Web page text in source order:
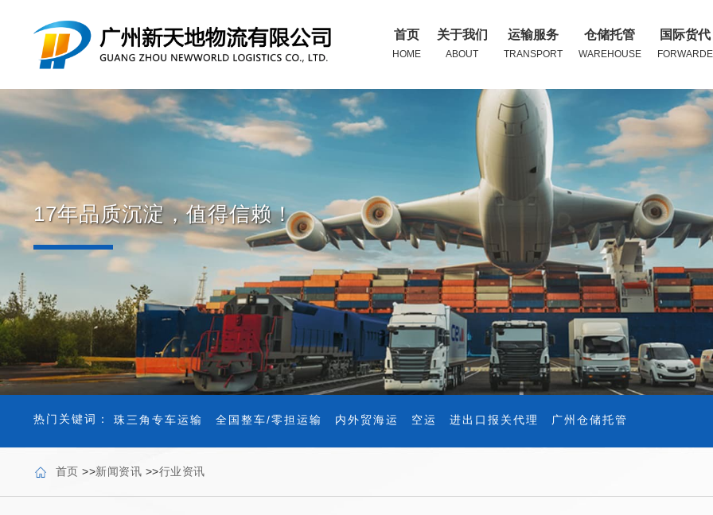
首页
HOME
关于我们
ABOUT
运输服务
TRANSPORT
仓储托管
WAREHOUSE
国际货代
FORWARDE
17年品质沉淀，值得信赖！
热门关键词： 珠三角专车运输 全国整车/零担运输 内外贸海运 空运 进出口报关代理 广州仓储托管
首页 >>新闻资讯 >>行业资讯